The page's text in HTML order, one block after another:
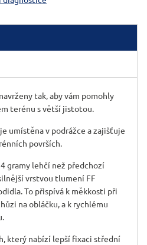
tak, aby vám pomohly
terénu s větší jistotou.
umístěna v podrážce a zajišťuje
površích.
gramy lehčí než předchozí
vrstvou tlumení FF
To přispívá k měkkosti při
na obláčku, a k rychlému
který nabízí lepší fixaci střední